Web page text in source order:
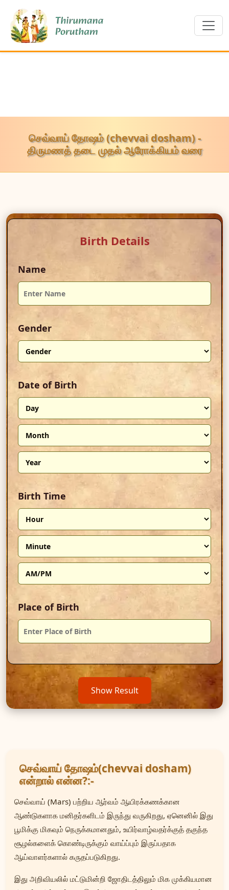
செவ்வாய் தோஷம் (chevvai dosham) -
திருமணத் தடை முதல் ஆரோக்கியம் வரை
Birth Details
Name
Gender
Date of Birth
Birth Time
Place of Birth
Show Result
செவ்வாய் தோஷம்(chevvai dosham)
என்றால் என்ன?:-
செவ்வாய் (Mars) பற்றிய ஆர்வம் ஆயிரக்கணக்கான
ஆண்டுகளாக மனிதர்களிடம் இருந்து வருகிறது, ஏனெனில் இது
பூமிக்கு மிகவும் நெருக்கமானதும், உயிர்வாழ்வதர்க்குத் தகுந்த
சூழல்களைக் கொண்டிருக்கும் வாய்ப்பும் இருப்பதாக
ஆய்வாளர்களால் கருதப்படுகிறது.
இது அறிவியலில் மட்டுமின்றி ஜோதிடத்திலும் மிக முக்கியமான